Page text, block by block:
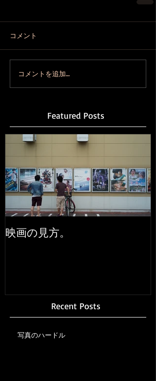
コメント
コメントを追加…
Featured Posts
映画の見方。
Recent Posts
写真のハードル